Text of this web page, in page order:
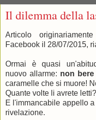
Il dilemma della
Articolo originariamente
Facebook il 28/07/2015,
Ormai è quasi
nuovo allarme: non bere
caramelle che si muore!
Quante volte li avrete letti?
E l'immancabile appello
rivelazione.